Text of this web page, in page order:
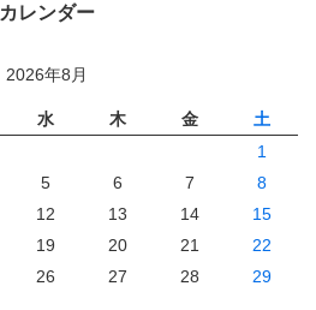
カレンダー
2026年8月
水 木 金
土
1
5 6 7
8
12 13 14
15
19 20 21
22
26 27 28
29